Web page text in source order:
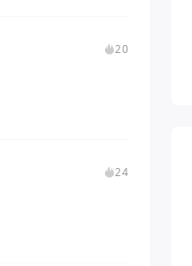
20
24